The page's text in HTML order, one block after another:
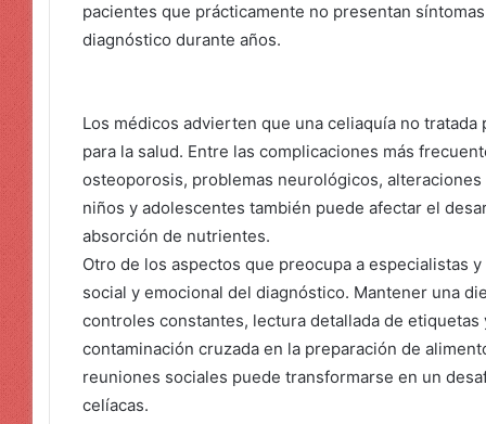
pacientes que prácticamente no presentan
diagnóstico durante años.
Los médicos advierten que una celiaquía no
para la salud. Entre las complicaciones más
osteoporosis, problemas neurológicos,
niños y adolescentes también puede afectar el
absorción de nutrientes.
Otro de los aspectos que preocupa a especialistas
social y emocional del diagnóstico. Mantener una
controles constantes, lectura detallada de
contaminación cruzada en la preparación de
reuniones sociales puede transformarse en un
celíacas.